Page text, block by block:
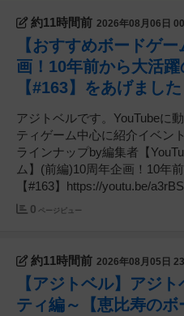
約11時間前 2026年08月06日
【おすすめボードゲ
画！10年前から大活
【#163】をあげました
アジトベルです。YouTubeに
ティゲーム中心に紹介イベン
ラインナップby編集者【
ム】(前編)10周年企画！10年
【#163】https://youtu.be/
0 ページビュー
約11時間前 2026年08月05日
【アジトベル】アジ
ティ編～【恵比寿の